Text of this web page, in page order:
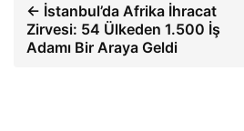
← İstanbul’da Afrika İhracat
Zirvesi: 54 Ülkeden 1.500 İş
Adamı Bir Araya Geldi